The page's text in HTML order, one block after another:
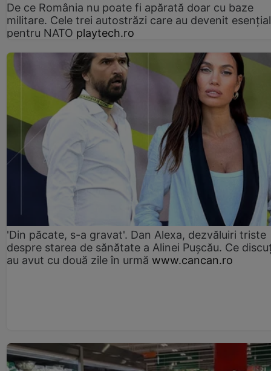
De ce România nu poate fi apărată doar cu baze
militare. Cele trei autostrăzi care au devenit
pentru NATO playtech.ro
'Din păcate, s-a gravat'. Dan Alexa, dezvăluiri triste
despre starea de sănătate a Alinei Pușcău. Ce
au avut cu două zile în urmă www.cancan.ro